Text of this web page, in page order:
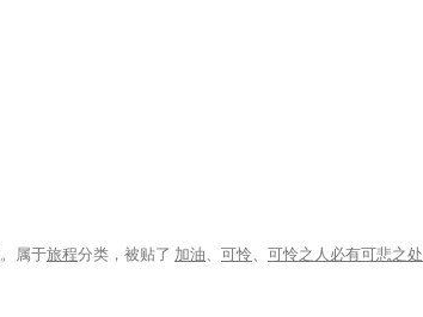
。属于旅程分类，被贴了 加油、 可怜、 可怜之人必有可悲之处